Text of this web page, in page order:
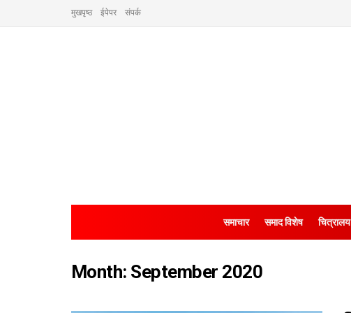
मुखपृष्ठ ईपेपर संपर्क
समाचार समाद विशेष चित्रालय
Month: September 2020